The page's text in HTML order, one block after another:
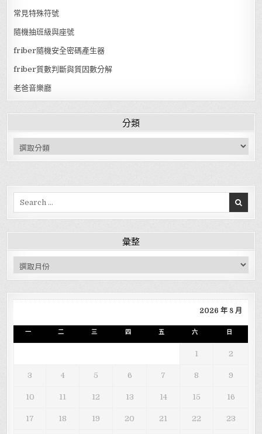
常見特殊符號
隨機抽班級與座號
friber隨機安全密碼產生器
friber質數判斷與質因數分解
老爸音樂廳
分類
分類
Search for:
彙整
彙整
2026 年 8 月
一 二 三 四 五 六 日
1 2
3 4 5 6 7 8 9
10 11 12 13 14 15 16
17 18 19 20 21 22 23